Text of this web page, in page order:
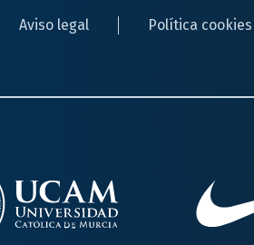
Aviso legal Política cookies